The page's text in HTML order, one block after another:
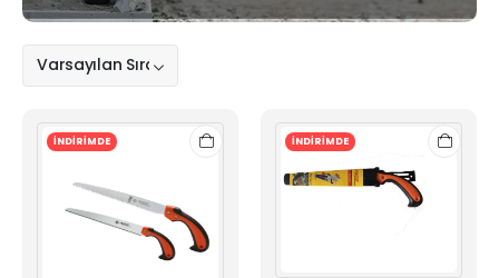
İNDİRİMDE İNDİRİMDE